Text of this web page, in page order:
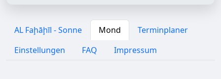
AL Faḩāḩīl - Sonne Mond
Terminplaner
Einstellungen
FAQ Impressum